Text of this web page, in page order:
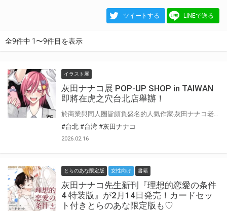
ツイートする LINEで送る
全9件中 1〜9件目を表示
イラスト展
灰田ナナコ展 POP-UP SHOP in TAIWAN
即將在虎之穴台北店舉辦！
#台北 #台湾 #灰田ナナコ
2026.02.16
とらのあな限定版 女性向け 書籍
灰田ナナコ先生新刊『理想的恋愛の条件
4 特装版』が2月14日発売！カードセッ
ト付きとらのあな限定版も♡